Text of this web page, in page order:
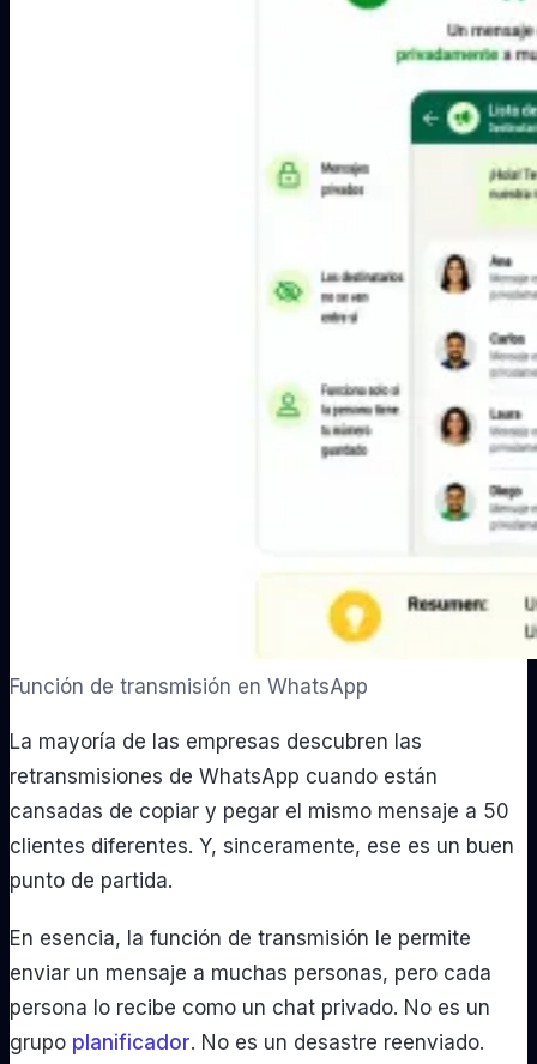
Función de transmisión en WhatsApp
La mayoría de las empresas descubren las
retransmisiones de WhatsApp cuando están
cansadas de copiar y pegar el mismo mensaje a 50
clientes diferentes. Y, sinceramente, ese es un buen
punto de partida.
En esencia, la función de transmisión le permite
enviar un mensaje a muchas personas, pero cada
persona lo recibe como un chat privado. No es un
grupo planificador. No es un desastre reenviado.